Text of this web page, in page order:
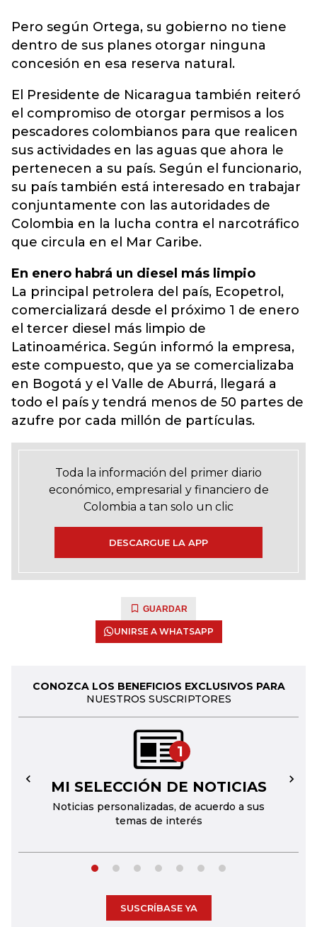
Pero según Ortega, su gobierno no tiene
dentro de sus planes otorgar ninguna
concesión en esa reserva natural.
El Presidente de Nicaragua también reiteró
el compromiso de otorgar permisos a los
pescadores colombianos para que realicen
sus actividades en las aguas que ahora le
pertenecen a su país. Según el funcionario,
su país también está interesado en trabajar
conjuntamente con las autoridades de
Colombia en la lucha contra el narcotráfico
que circula en el Mar Caribe.
En enero habrá un diesel más limpio
La principal petrolera del país, Ecopetrol,
comercializará desde el próximo 1 de enero
el tercer diesel más limpio de
Latinoamérica. Según informó la empresa,
este compuesto, que ya se comercializaba
en Bogotá y el Valle de Aburrá, llegará a
todo el país y tendrá menos de 50 partes de
azufre por cada millón de partículas.
Toda la información del primer diario
económico, empresarial y financiero de
Colombia a tan solo un clic
DESCARGUE LA APP
GUARDAR
UNIRSE A WHATSAPP
CONOZCA LOS BENEFICIOS EXCLUSIVOS PARA
NUESTROS SUSCRIPTORES
1
MI SELECCIÓN DE NOTICIAS
Noticias personalizadas, de acuerdo a sus
temas de interés
← →
SUSCRÍBASE YA